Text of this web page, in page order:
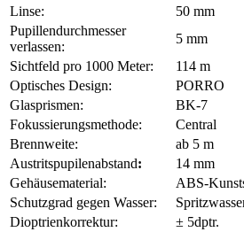
Linse:
50 mm
Pupillendurchmesser
verlassen:
5 mm
Sichtfeld pro 1000 Meter:
114 m
Optisches Design:
PORRO
Glasprismen:
BK-7
Fokussierungsmethode:
Central
Brennweite:
ab 5 m
Austritspupilenabstand:
14 mm
Gehäusematerial:
ABS-
Schutzgrad gegen Wasser:
Dioptrienkorrektur:
± 5dptr.